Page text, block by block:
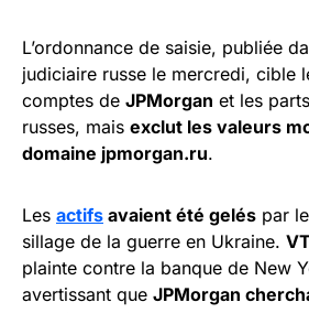
L’ordonnance de saisie, publiée
judiciaire russe le mercredi, cible
comptes de JPMorgan et les
russes, mais exclut les valeurs
domaine jpmorgan.ru.
Les actifs avaient été gelés par
sillage de la guerre en Ukraine.
plainte contre la banque de New
avertissant que JPMorgan